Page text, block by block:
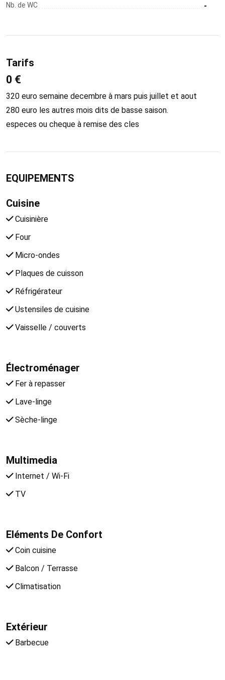
Nb. de WC -
Tarifs
0 €
320 euro semaine decembre à mars puis juillet et aout
280 euro les autres mois dits de basse saison.
especes ou cheque à remise des cles
EQUIPEMENTS
Cuisine
Cuisinière
Four
Micro-ondes
Plaques de cuisson
Réfrigérateur
Ustensiles de cuisine
Vaisselle / couverts
Électroménager
Fer à repasser
Lave-linge
Sèche-linge
Multimedia
Internet / Wi-Fi
TV
Eléments De Confort
Coin cuisine
Balcon / Terrasse
Climatisation
Extérieur
Barbecue